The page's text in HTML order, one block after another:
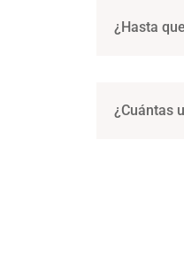
¿Hasta
¿Cuántas